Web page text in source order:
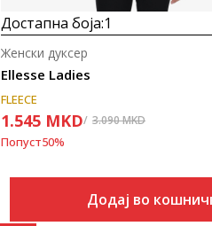
Достапна боја:1
Ellesse Ladies
Женски дуксер
FLEECE
1.545 MKD 3.090MKD
Попуст50%
Додај во